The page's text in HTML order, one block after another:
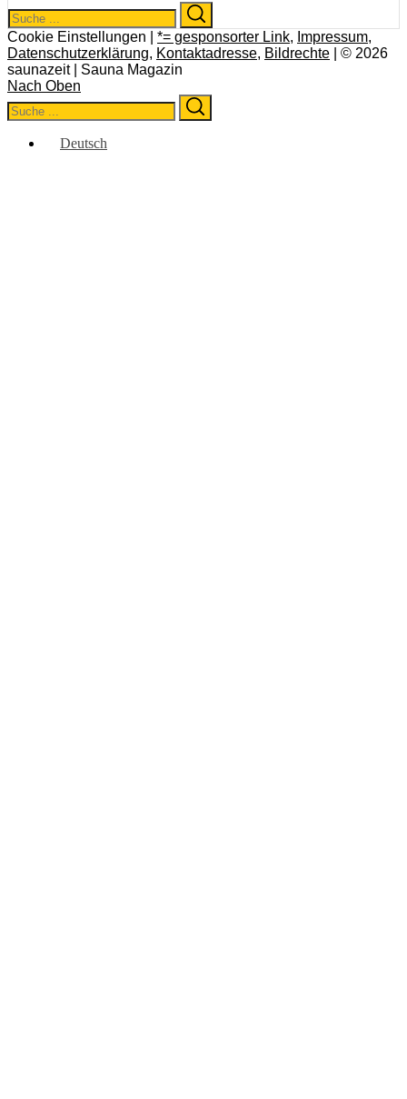
Search
for:
Cookie Einstellungen | *= gesponsorter Link, Impressum,
Datenschutzerklärung, Kontaktadresse, Bildrechte | © 2026
saunazeit | Sauna Magazin
Nach Oben
Search
for:
Deutsch